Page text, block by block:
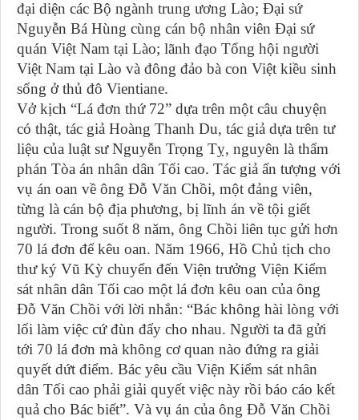
đại diện các Bộ ngành trung ương Lào; Đại sứ
Nguyễn Bá Hùng cùng cán bộ nhân viên Đại sứ
quán Việt Nam tại Lào; lãnh đạo Tổng hội người
Việt Nam tại Lào và đông đảo bà con Việt kiều sinh
sống ở thủ đô Vientiane.
Vở kịch “Lá đơn thứ 72” dựa trên một câu chuyện
có thật, tác giả Hoàng Thanh Du, tác giả dựa trên tư
liệu của luật sư Nguyễn Trọng Tỵ, nguyên là thẩm
phán Tòa án nhân dân Tối cao. Tác giả ấn tượng với
vụ án oan về ông Đỗ Văn Chồi, một đảng viên,
từng là cán bộ địa phương, bị lĩnh án về tội giết
người. Trong suốt 8 năm, ông Chồi liên tục gửi hơn
70 lá đơn để kêu oan. Năm 1966, Hồ Chủ tịch cho
thư ký Vũ Kỳ chuyển đến Viện trưởng Viện Kiểm
sát nhân dân Tối cao một lá đơn kêu oan của ông
Đỗ Văn Chồi với lời nhắn: “Bác không hài lòng với
lối làm việc cứ đùn đẩy cho nhau. Người ta đã gửi
tới 70 lá đơn mà không cơ quan nào đứng ra giải
quyết dứt điểm. Bác yêu cầu Viện Kiểm sát nhân
dân Tối cao phải giải quyết việc này rồi báo cáo kết
quả cho Bác biết”. Và vụ án của ông Đỗ Văn Chồi